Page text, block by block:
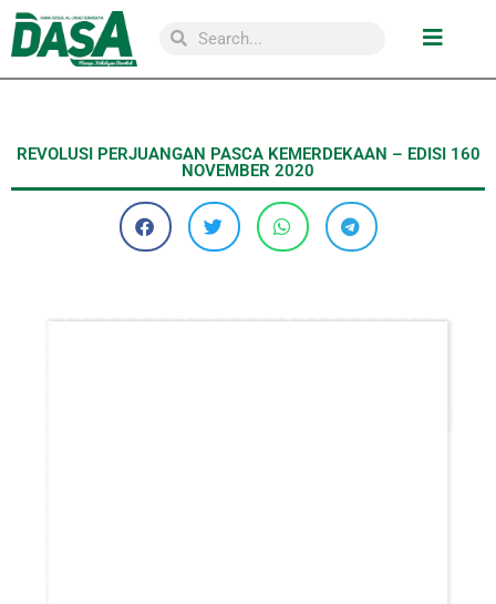
REVOLUSI PERJUANGAN PASCA KEMERDEKAAN – EDISI 160
NOVEMBER 2020